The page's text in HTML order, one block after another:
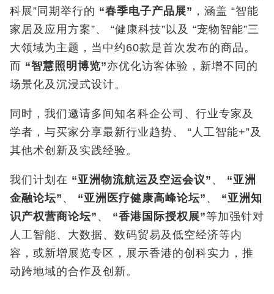
科展”同期举行的 “春季电子产品展” ，涵盖 “智能
家居及应用方案”、 “健康科技”以及 “宠物智能”三
大领域为主题，当中约60款是首次发布的商品。
而 “智慧照明博览”亦优化访客体验，新增不同的
场景化及沉浸式设计。
同时，我们邀请多间知名科企公司、行业专家及
学者，与买家分享最新行业趋势、 “人工智能+”及
其他术创新及实践经验。
我们计划在 “亚洲物流航运及空运会议” 、 “亚洲
金融论坛” 、 “亚洲医疗健康高峰论坛” 、 “亚洲知
识产权营商论坛” 、 “香港国际授权展”等加强针对
人工智能、大数据、数码贸易及低空经济等内
容，或新增展览专区，展示香港的创科实力，推
动跨地域的合作及创新。